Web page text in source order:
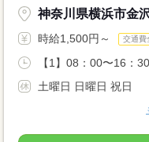
神奈川県横浜市金
時給1,500円～ 交通費
【1】08：00〜16：
土曜日 日曜日 祝日